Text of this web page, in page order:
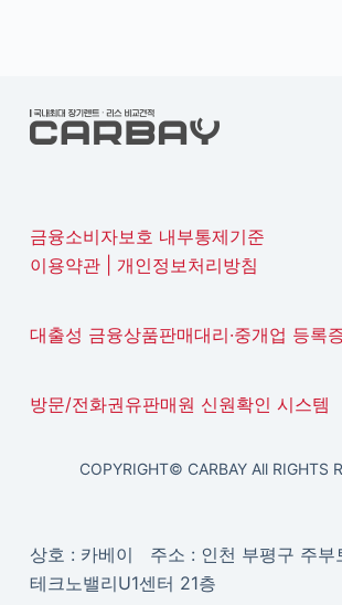
금융소비자보호 내부통제기준
이용약관| 개인정보처리방침
대출성 금융상품판매대리·중개업 등록
방문/전화권유판매원 신원확인 시스템
COPYRIGHT© CARBAY All RIGHTS
상호 : 카베이 주소 : 인천 부평구 주부
테크노밸리U1센터 21층